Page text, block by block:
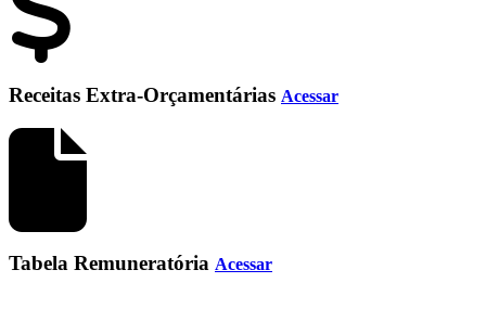
Receitas Extra-Orçamentárias Acessar
Tabela Remuneratória Acessar